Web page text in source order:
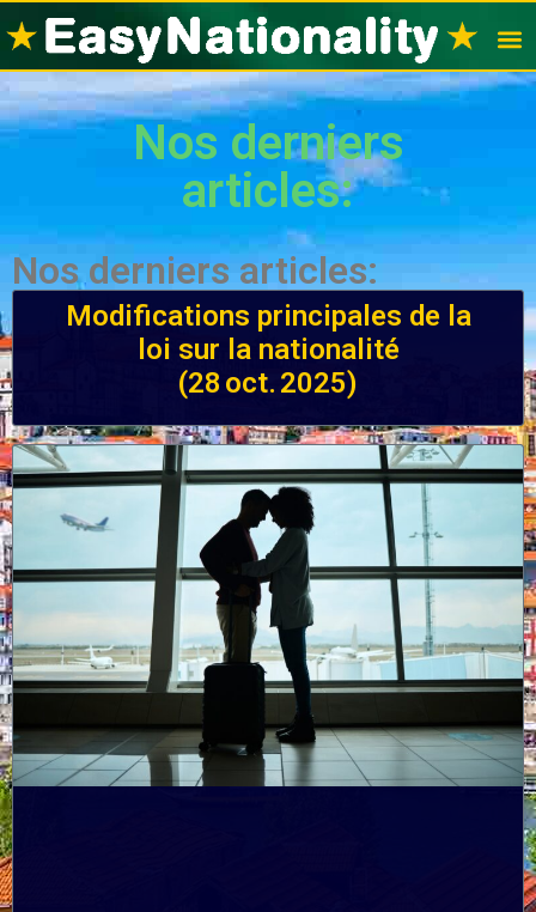
Nos derniers
articles:
Nos derniers articles:
Modifications principales de la
loi sur la nationalité
(28 oct. 2025)